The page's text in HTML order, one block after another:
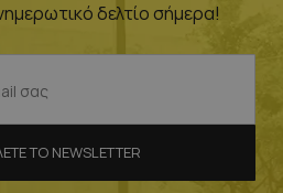
δελτίο σήμερα!
ΤΟ NEWSLETTER